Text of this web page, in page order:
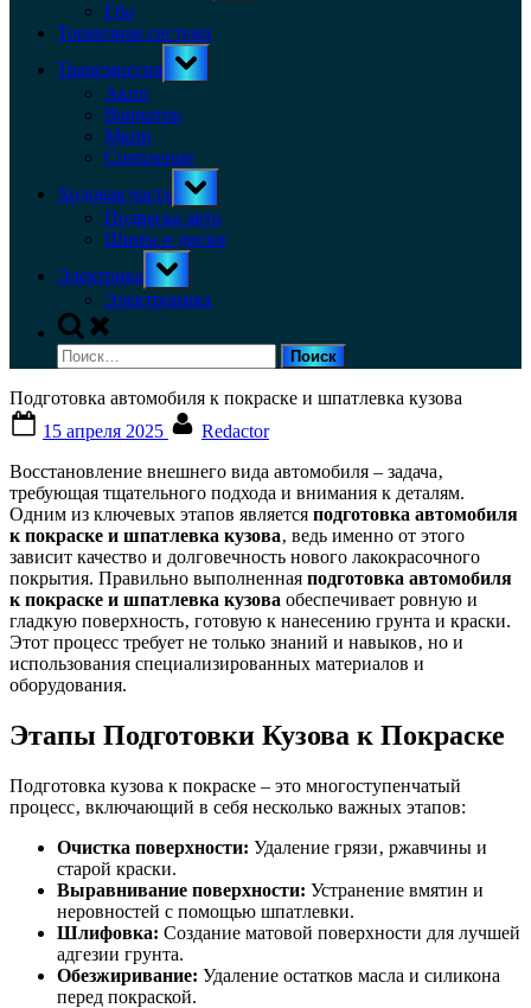
Гбо
Тормозная система
Трансмиссия
Toggle
sub-
Акпп
Вариатор
Мкпп
Сцепление
Ходовая часть
Toggle
sub-
menu
Подвеска авто
Шины и диски
Электрика
Toggle
sub-
menu
Электроника
Toggle
search
form
Найти:
Подготовка автомобиля к покраске и шпатлевка кузова
on
15 апреля 2025
Redactor
Восстановление внешнего вида автомобиля – задача‚
требующая тщательного подхода и внимания к деталям.
Одним из ключевых этапов является подготовка автомобиля
к покраске и шпатлевка кузова‚ ведь именно от этого
зависит качество и долговечность нового лакокрасочного
покрытия. Правильно выполненная подготовка автомобиля
к покраске и шпатлевка кузова обеспечивает ровную и
гладкую поверхность‚ готовую к нанесению грунта и краски.
Этот процесс требует не только знаний и навыков‚ но и
использования специализированных материалов и
оборудования.
Этапы Подготовки Кузова к Покраске
Подготовка кузова к покраске – это многоступенчатый
процесс‚ включающий в себя несколько важных этапов:
Очистка поверхности: Удаление грязи‚ ржавчины и
старой краски.
Выравнивание поверхности: Устранение вмятин и
неровностей с помощью шпатлевки.
Шлифовка: Создание матовой поверхности для лучшей
адгезии грунта.
Обезжиривание: Удаление остатков масла и силикона
перед покраской.